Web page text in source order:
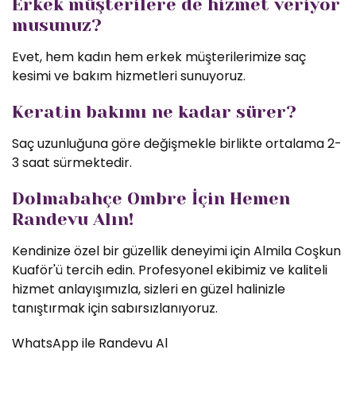
Erkek müşterilere de hizmet veriyor
musunuz?
Evet, hem kadın hem erkek müşterilerimize saç
kesimi ve bakım hizmetleri sunuyoruz.
Keratin bakımı ne kadar sürer?
Saç uzunluğuna göre değişmekle birlikte ortalama 2-
3 saat sürmektedir.
Dolmabahçe Ombre İçin Hemen
Randevu Alın!
Kendinize özel bir güzellik deneyimi için Almila Coşkun
Kuaför'ü tercih edin. Profesyonel ekibimiz ve kaliteli
hizmet anlayışımızla, sizleri en güzel halinizle
tanıştırmak için sabırsızlanıyoruz.
WhatsApp ile Randevu Al